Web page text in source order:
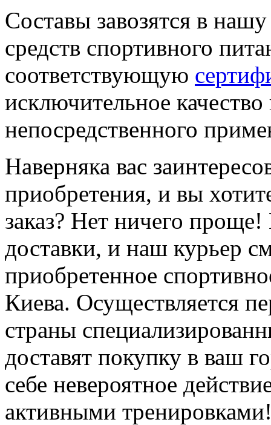
Составы завозятся в
средств спортивного
соответствующую
исключительное
непосредственного
Наверняка вас
приобретения, и вы
заказ? Нет ничего
доставки, и наш курьер
приобретенное
Киева. Осуществляется
страны
доставят покупку в ваш
себе невероятное
активными